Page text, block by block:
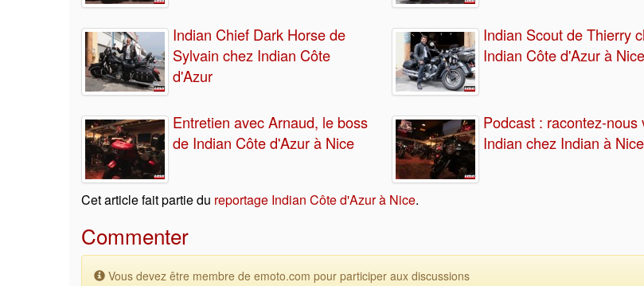
Indian Chief Dark Horse de
Sylvain chez Indian Côte
d'Azur
Indian Scout de Thierry
Indian Côte d'Azur à Nice
Entretien avec Arnaud, le boss
de Indian Côte d'Azur à Nice
Podcast : racontez-nous
Indian chez Indian à Nice
Cet article fait partie du reportage Indian Côte d'Azur à Nice.
Commenter
Vous devez être membre de emoto.com pour participer aux discussions